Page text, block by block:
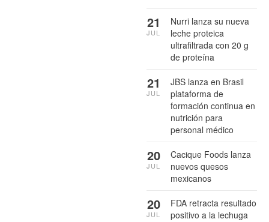
Nurri lanza su nueva
leche proteica
ultrafiltrada con 20 g
de proteína
21
JUL
JBS lanza en Brasil
plataforma de
formación continua en
nutrición para
personal médico
21
JUL
Cacique Foods lanza
nuevos quesos
mexicanos
20
JUL
FDA retracta resultado
positivo a la lechuga
20
JUL